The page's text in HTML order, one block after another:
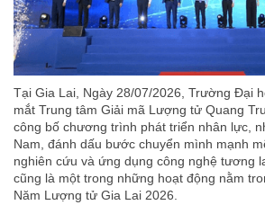
Tại Gia Lai, Ngày 28/07/2026, Trường Đại
mắt Trung tâm Giải mã Lượng tử Quang
công bố chương trình phát triển nhân lực,
Nam, đánh dấu bước chuyển mình mạnh
nghiên cứu và ứng dụng công nghệ tương
cũng là một trong những hoạt động nằm
Năm Lượng tử Gia Lai 2026.